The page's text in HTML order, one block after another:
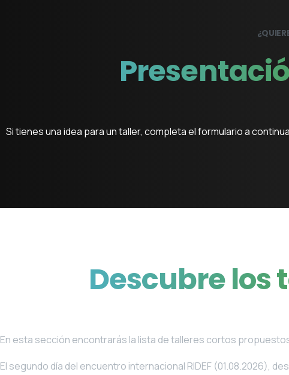
Si tienes una idea para un taller, completa el formulario a
Descubrelos
En esta sección encontrarás la lista de talleres cortos
El segundo día del encuentro internacional RIDEF (01.08.2026),